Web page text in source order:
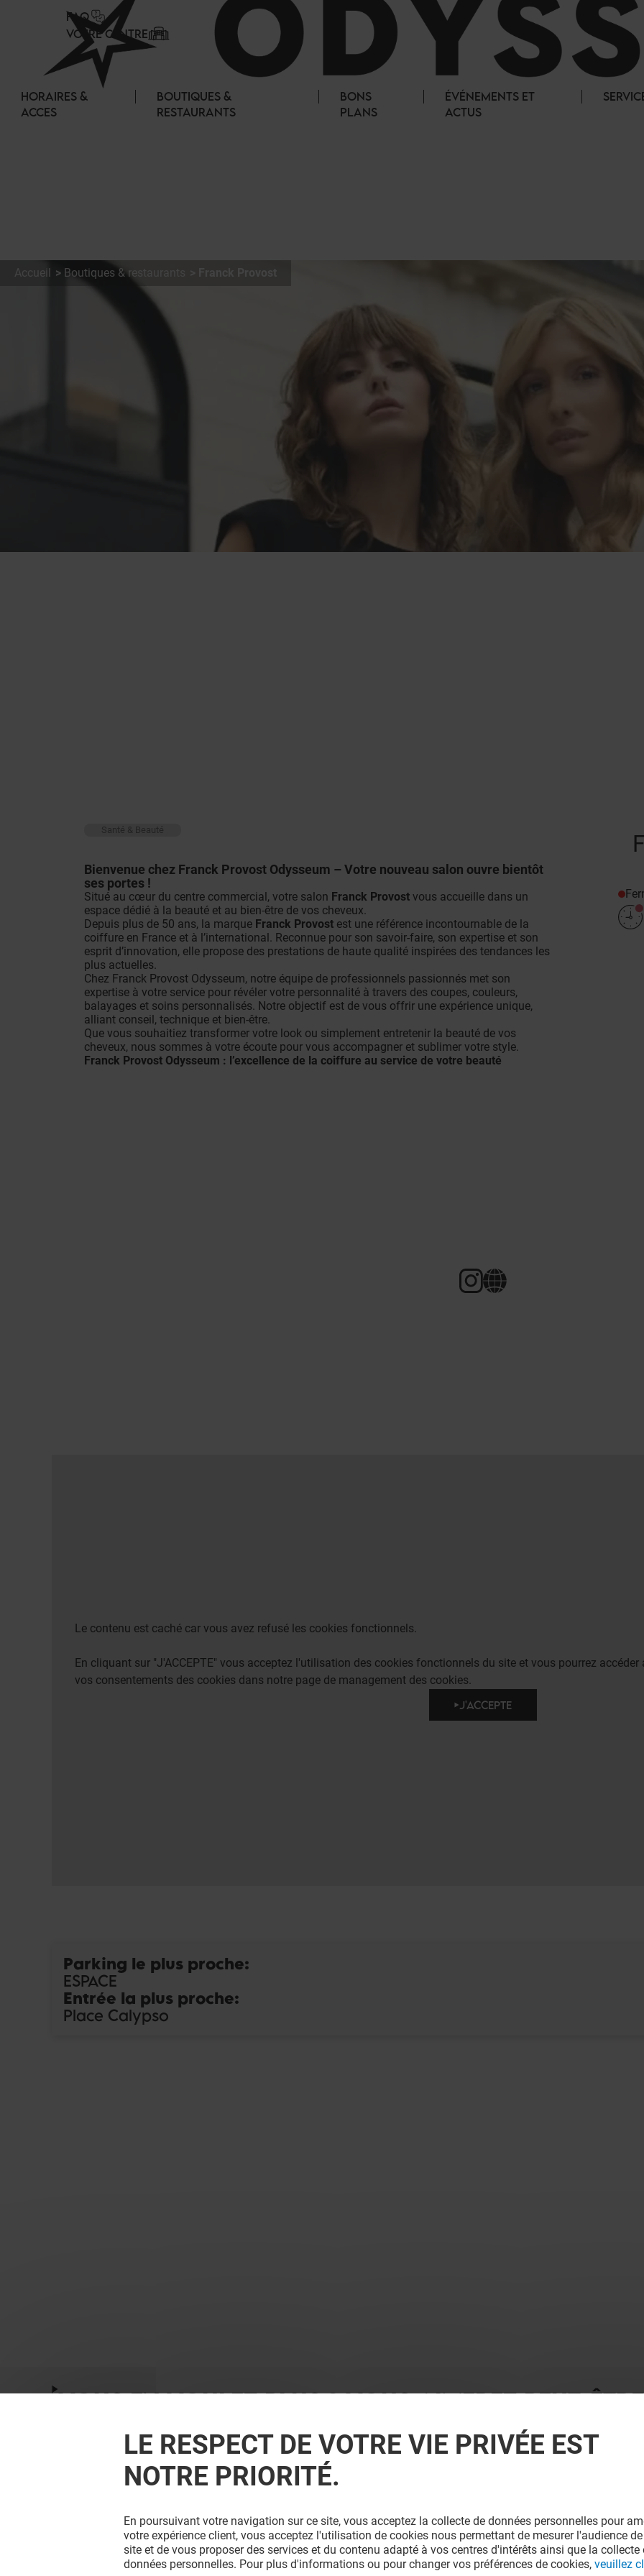
FAQ
VOTRE CENTRE
HORAIRES &
ACCES
BOUTIQUES &
RESTAURANTS
BONS
PLANS
ÉVÉNEMENTS ET
ACTUS
Accueil Boutiques & restaurants
Santé & Beauté
Bienvenue chez Franck Provost Odysseum – Votre nouveau salon ouvre bientôt
ses portes !
Situé au cœur du centre commercial, votre salon Franck Provost vous accueille dans un
espace dédié à la beauté et au bien-être de vos cheveux.
Depuis plus de 50 ans, la marque Franck Provost est une référence incontournable de la
coiffure en France et à l’international. Reconnue pour son savoir-faire, son expertise et son
esprit d’innovation, elle propose des prestations de haute qualité inspirées des tendances les
plus actuelles.
Chez Franck Provost Odysseum, notre équipe de professionnels passionnés met son
expertise à votre service pour révéler votre personnalité à travers des coupes, couleurs,
balayages et soins personnalisés. Notre objectif est de vous offrir une expérience unique,
alliant conseil, technique et bien-être.
Que vous souhaitiez transformer votre look ou simplement entretenir la beauté de vos
cheveux, nous sommes à votre écoute pour vous accompagner et sublimer votre style.
Franck Provost Odysseum : l’excellence de la coiffure au service de votre beauté
Le contenu est caché car vous avez refusé les cookies fonctionnels.
En cliquant sur "J'ACCEPTE" vous acceptez l'utilisation des cookies fonctionnels du site et vous pourrez
vos consentements des cookies dans notre page de management des cookies.
J'ACCEPTE
Parking le plus proche:
ESPACE
Entrée la plus proche:
Place Calypso
VOUS EN VOULEZ PLUS ? VOUS AIMEREZ PEUT-ÊTRE
Panneau de gestion des cookies
LE RESPECT DE VOTRE VIE PRIVÉE EST
NOTRE PRIORITÉ.
En poursuivant votre navigation sur ce site, vous acceptez la collecte de données personnelles pour
votre expérience client, vous acceptez l'utilisation de cookies nous permettant de mesurer l'audience
site et de vous proposer des services et du contenu adapté à vos centres d'intérêts ainsi que la collecte
données personnelles. Pour plus d'informations ou pour changer vos préférences de cookies, veuillez